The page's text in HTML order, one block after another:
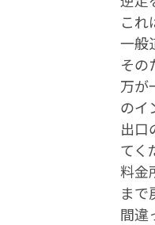
これ
一般
その
万が
のイ
出口
てく
料金
まで
間違